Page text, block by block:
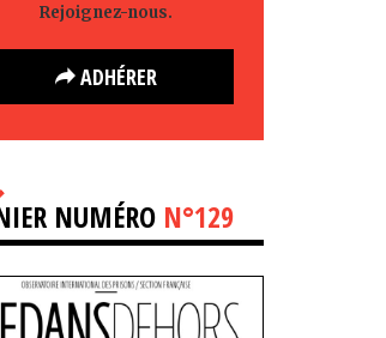
Rejoignez-nous.
ADHÉRER
NUMÉRO N°129